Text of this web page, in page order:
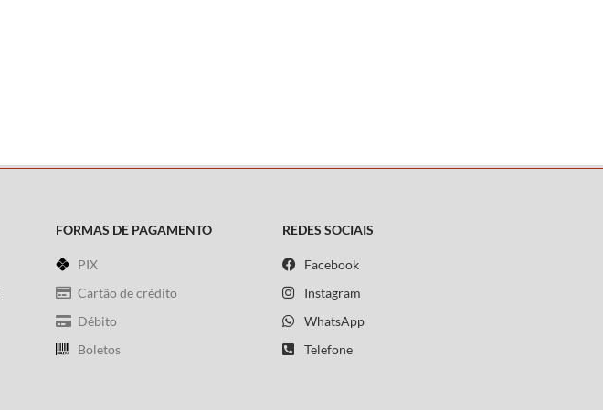
FORMAS DE PAGAMENTO
PIX
Cartão de crédito
Débito
Boletos
REDES SOCIAIS
Facebook
Instagram
WhatsApp
Telefone